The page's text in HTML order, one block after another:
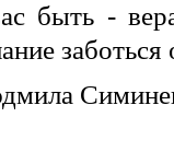
быть -
заботься